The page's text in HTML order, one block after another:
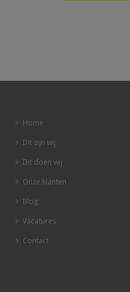
Home
Dit zijn wij
Dit doen wij
Onze klanten
Blog
Vacatures
Contact